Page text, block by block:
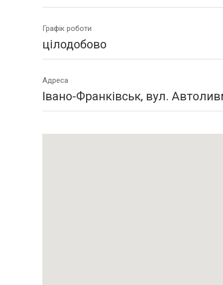
Графік роботи
цілодобово
Адреса
Івано-Франківськ, вул.